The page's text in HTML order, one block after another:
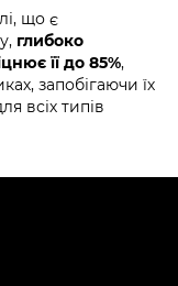
що є
глибоко
її до 85%,
запобігаючи їх
всіх типів